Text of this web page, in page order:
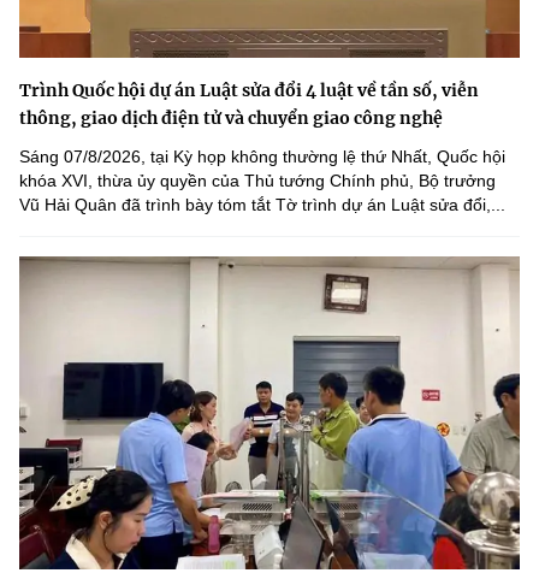
Trình Quốc hội dự án Luật sửa đổi 4 luật về tần số, viễn
thông, giao dịch điện tử và chuyển giao công nghệ
Sáng 07/8/2026, tại Kỳ họp không thường lệ thứ Nhất, Quốc hội
khóa XVI, thừa ủy quyền của Thủ tướng Chính phủ, Bộ trưởng
Vũ Hải Quân đã trình bày tóm tắt Tờ trình dự án Luật sửa đổi,...